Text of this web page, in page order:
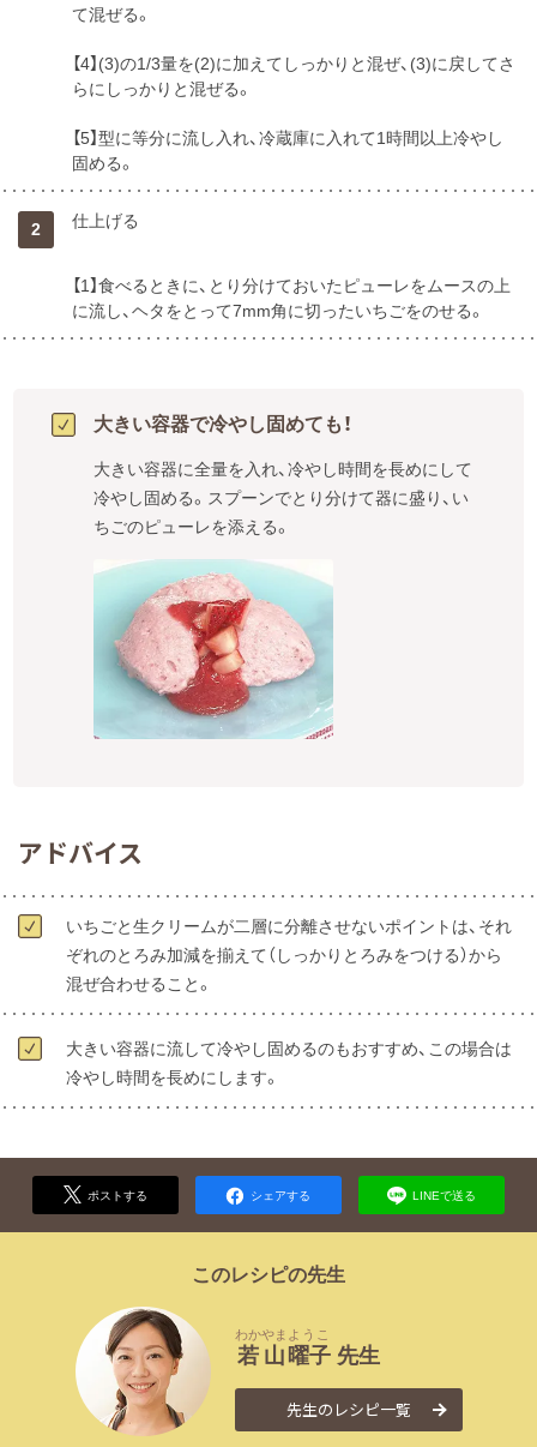
て混ぜる。
【4】(3)の1/3量を(2)に加えてしっかりと混ぜ、(3)に戻してさ
らにしっかりと混ぜる。
【5】型に等分に流し入れ、冷蔵庫に入れて1時間以上冷やし
固める。
2 仕上げる
【1】食べるときに、とり分けておいたピューレをムースの上
に流し、ヘタをとって7mm角に切ったいちごをのせる。
大きい容器で冷やし固めても！
大きい容器に全量を入れ、冷やし時間を長めにして
冷やし固める。スプーンでとり分けて器に盛り、い
ちごのピューレを添える。
アドバイス
いちごと生クリームが二層に分離させないポイントは、それ
ぞれのとろみ加減を揃えて（しっかりとろみをつける）から
混ぜ合わせること。
大きい容器に流して冷やし固めるのもおすすめ、この場合は
冷やし時間を長めにします。
ポストする シェアする LINEで送る
このレシピの先生
若山
わかやま
曜子
ようこ
先生
先生のレシピ一覧